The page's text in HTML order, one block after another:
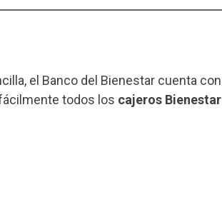
el Banco del Bienestar cuenta con
todos los cajeros Bienestar